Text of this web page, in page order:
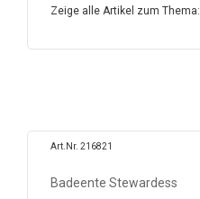
Zeige alle Artikel zum Thema:
Art.Nr. 216821
Badeente Stewardess